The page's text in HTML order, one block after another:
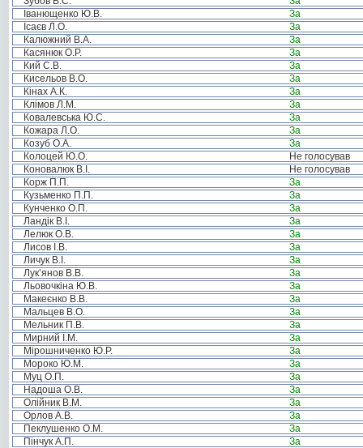
Іванющенко Ю.В.
За
Ісаєв Л.О.
За
Калюжний В.А.
За
Касянюк О.Р.
За
Кий С.В.
За
Кисельов В.О.
За
Кінах А.К.
За
Клімов Л.М.
За
Ковалевська Ю.С.
За
Кожара Л.О.
За
Козуб О.А.
За
Колоцей Ю.О.
Не голосував
Коновалюк В.І.
Не голосував
Корж П.П.
За
Кузьменко П.П.
За
Кунченко О.П.
За
Ландік В.І.
За
Лелюк О.В.
За
Лисов І.В.
За
Личук В.І.
За
Лук’янов В.В.
За
Льовочкіна Ю.В.
За
Макеєнко В.В.
За
Мальцев В.О.
За
Мельник П.В.
За
Мирний І.М.
За
Мірошниченко Ю.Р.
За
Мороко Ю.М.
За
Муц О.П.
За
Надоша О.В.
За
Олійник В.М.
За
Орлов А.В.
За
Пеклушенко О.М.
За
Пінчук А.П.
За